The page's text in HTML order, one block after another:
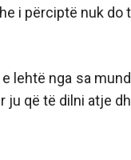
i përciptë nuk do
lehtë nga sa
që të dilni atje